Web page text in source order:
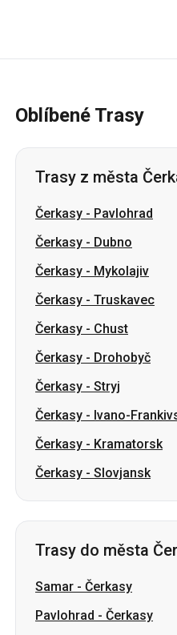
Pavlohrad
Čerkasy- Mykolajiv
Čerkasy-Truskavec
Čerkasy-Chust
Čerkasy-Drohobyč
Čerkasy-Stryj
Čerkasy-Ivano-
Čerkasy-Kramatorsk
Čerkasy-Slovjansk
Trasy do města
Samar-Čerkasy
Znamjanka -Čerkasy
Irpiň-Čerkasy
Oleksandrija-Čerkasy